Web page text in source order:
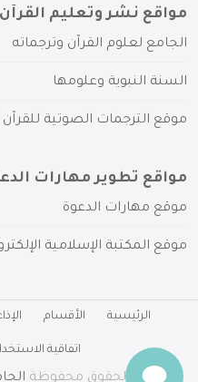
مواقع نشر وتعليم القرآن
الجامع لعلوم القرآن وترجماته
السنة النبوية وعلومها
موقع الترجمات الصوتية للقرآن
مواقع تطوير مهارات
موقع مهارات الدعوة
موقع المكتبة الإسلامية
الرئيسية الأقسام
اتفاقية
جميع الحقوق محفوظة